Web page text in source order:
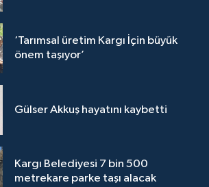
‘Tarımsal üretim Kargı İçin büyük
önem taşıyor’
Gülser Akkuş hayatını kaybetti
Kargı Belediyesi 7 bin 500
metrekare parke taşı alacak